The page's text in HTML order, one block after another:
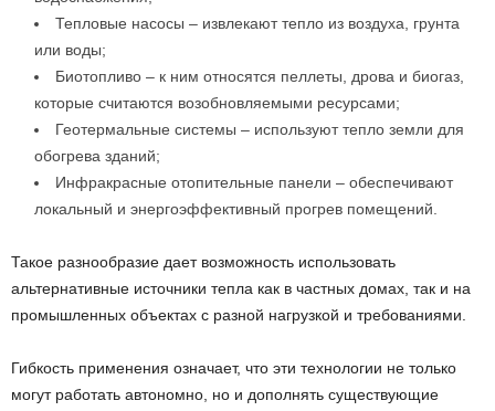
Тепловые насосы – извлекают тепло из воздуха, грунта
или воды;
Биотопливо – к ним относятся пеллеты, дрова и биогаз,
которые считаются возобновляемыми ресурсами;
Геотермальные системы – используют тепло земли для
обогрева зданий;
Инфракрасные отопительные панели – обеспечивают
локальный и энергоэффективный прогрев помещений.
Такое разнообразие дает возможность использовать
альтернативные источники тепла как в частных домах, так и на
промышленных объектах с разной нагрузкой и требованиями.
Гибкость применения означает, что эти технологии не только
могут работать автономно, но и дополнять существующие